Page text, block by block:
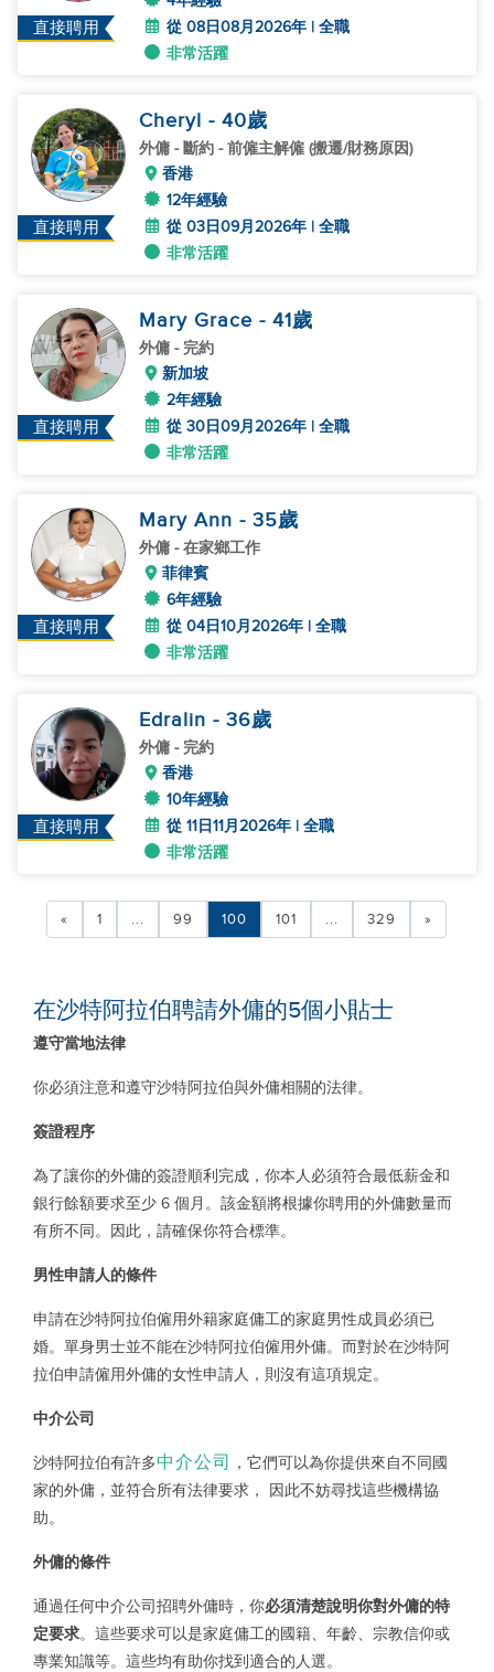
直接聘用
從 08日08月2026年 | 全職
非常活躍
直接聘用
Cheryl - 40歲
外傭 - 斷約 - 前僱主解僱 (搬遷/財務原因)
香港
12年經驗
從 03日09月2026年 | 全職
非常活躍
直接聘用
Mary Grace - 41歲
外傭 - 完約
新加坡
2年經驗
從 30日09月2026年 | 全職
非常活躍
直接聘用
Mary Ann - 35歲
外傭 - 在家鄉工作
菲律賓
6年經驗
從 04日10月2026年 | 全職
非常活躍
直接聘用
Edralin - 36歲
外傭 - 完約
香港
10年經驗
從 11日11月2026年 | 全職
非常活躍
« 1 ... 99 100 101 ... 329 »
在沙特阿拉伯聘請外傭的5個小貼士
遵守當地法律
你必須注意和遵守沙特阿拉伯與外傭相關的法律。
簽證程序
為了讓你的外傭的簽證順利完成，你本人必須符合最低薪金和
銀行餘額要求至少 6 個月。該金額將根據你聘用的外傭數量而
有所不同。因此，請確保你符合標準。
男性申請人的條件
申請在沙特阿拉伯僱用外籍家庭傭工的家庭男性成員必須已
婚。單身男士並不能在沙特阿拉伯僱用外傭。而對於在沙特阿
拉伯申請僱用外傭的女性申請人，則沒有這項規定。
中介公司
沙特阿拉伯有許多中介公司
，它們可以為你提供來自不同國
家的外傭，並符合所有法律要求，
因此不妨尋找這些機構協
助。
外傭的條件
通過任何中介公司招聘外傭時，你必須清楚說明你對外傭的特
定要求。這些要求可以是家庭傭工的國籍、年齡、宗教信仰或
專業知識等。這些均有助你找到適合的人選。